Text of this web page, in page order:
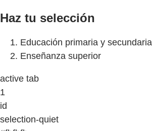
Haz tu selección
Educación primaria y secundaria
Enseñanza superior
active tab
1
id
selection-quiet